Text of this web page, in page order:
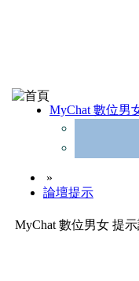
MyChat 數位男
»
論壇提示
MyChat 數位男女 提